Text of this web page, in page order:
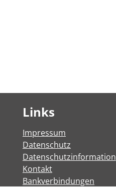
Links
Impressum
Datenschutz
Datenschutzinformation
Kontakt
Bankverbindungen